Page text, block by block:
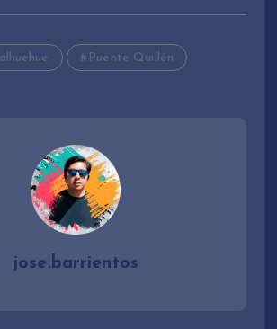
Puente Quillén
jose.barrientos